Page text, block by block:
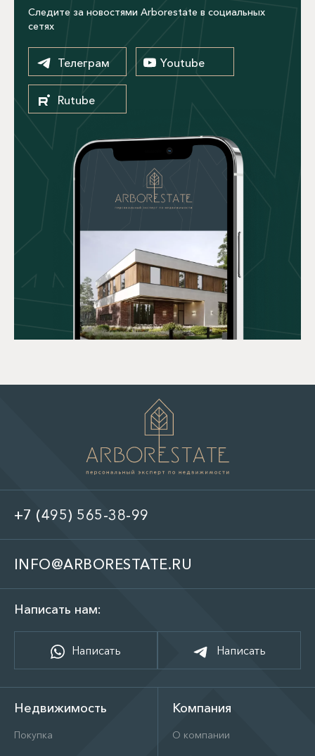
Следите за новостями Arborestate в социальных
сетях
Телеграм Youtube
Rutube
+7 (495) 565-38-99
INFO@ARBORESTATE.RU
Написать нам:
Написать Написать
Недвижимость
Покупка
Компания
О компании